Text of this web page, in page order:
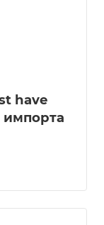
have
импорта